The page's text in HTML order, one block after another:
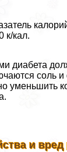
к/кал.
диабета
соль и
уменьшить
и